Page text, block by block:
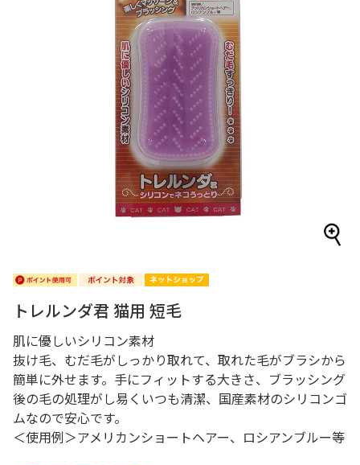
トレルンダ君 猫用 短毛
肌に優しいシリコン素材
抜け毛、むだ毛がしっかり取れて、取れた毛がブラシから
簡単に外せます。手にフィットする大きさ、ブラッシング
後の毛の処理がし易くいつも清潔、国産素材のシリコンゴ
ムなので安心です。
＜使用例＞アメリカンショートヘアー、ロシアンブルー等